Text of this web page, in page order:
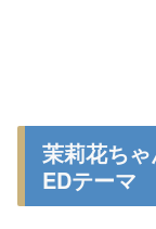
茉莉花ち
EDテーマ